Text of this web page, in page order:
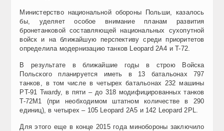
Министерство национальной обороны Польши, казалось
бы, уделяет особое внимание планам развития
бронетанковой составляющей национальных сухопутной
войск и на ближайшую перспективу среди приоритетов
определила модернизацию танков Leopard 2A4 и T-72.
В результате в ближайшие годы в строю Войска
Польского планируется иметь в 13 батальонах 797
танков, в том числе в четырех батальонах 232 машины
PT-91 Twardy, в пяти – до 318 модифицированных танков
T-72M1 (при необходимом штатном количестве в 290
единиц), в четырех – 105 Leopard 2A5 и 142 Leopard 2PL.
Для этого еще в конце 2015 года минобороны заключило